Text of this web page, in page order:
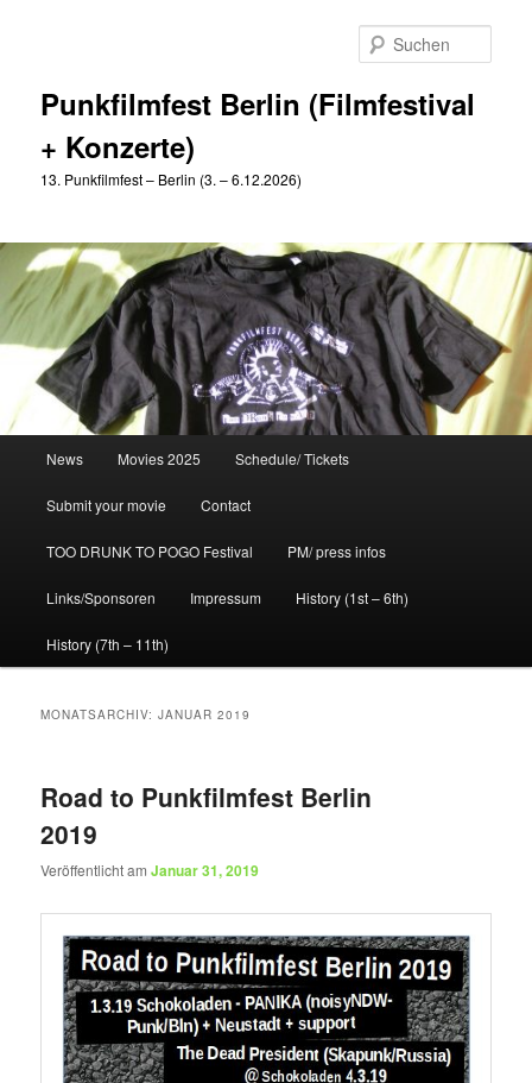
Punkfilmfest Berlin (Filmfestival
+ Konzerte)
13. Punkfilmfest – Berlin (3. – 6.12.2026)
News Movies 2025 Schedule/ Tickets
Submit your movie Contact
TOO DRUNK TO POGO Festival PM/ press infos
Links/Sponsoren Impressum History (1st – 6th)
History (7th – 11th)
MONATSARCHIV:JANUAR 2019
Road to Punkfilmfest Berlin
2019
Veröffentlicht amJanuar 31, 2019